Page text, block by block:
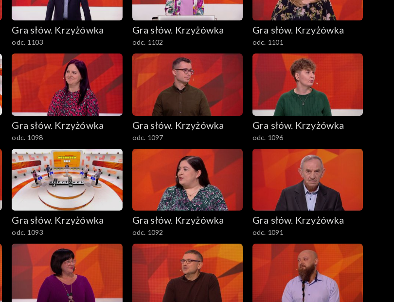
Gra słów. Krzyżówka
odc. 1103
Gra słów. Krzyżówka
odc. 1102
Gra słów. Krzyżówka
odc. 1101
Gra słów. Krzyżówka
odc. 1098
Gra słów. Krzyżówka
odc. 1097
Gra słów. Krzyżówka
odc. 1096
Gra słów. Krzyżówka
odc. 1093
Gra słów. Krzyżówka
odc. 1092
Gra słów. Krzyżówka
odc. 1091